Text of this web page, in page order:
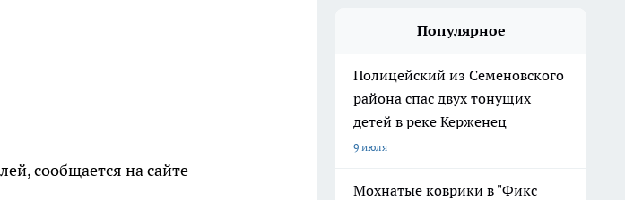
сообщается на сайте
Популярное
Полицейский из Семеновского
района спас двух тонущих
детей в реке Керженец
9 июля
Мохнатые коврики в "Фикс